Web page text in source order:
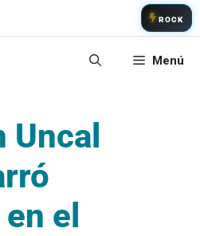
ROCK
Menú
Uncal
el